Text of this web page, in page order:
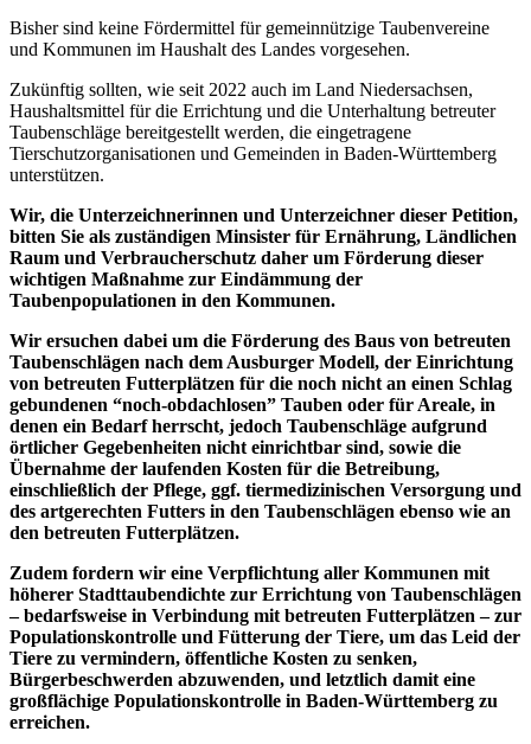
Bisher sind keine Fördermittel für gemeinnützige Taubenvereine
und Kommunen im Haushalt des Landes vorgesehen.
Zukünftig sollten, wie seit 2022 auch im Land Niedersachsen,
Haushaltsmittel für die Errichtung und die Unterhaltung betreuter
Taubenschläge bereitgestellt werden, die eingetragene
Tierschutzorganisationen und Gemeinden in Baden-Württemberg
unterstützen.
Wir, die Unterzeichnerinnen und Unterzeichner dieser Petition,
bitten Sie als zuständigen Minsister für Ernährung, Ländlichen
Raum und Verbraucherschutz daher um Förderung dieser
wichtigen Maßnahme zur Eindämmung der
Taubenpopulationen in den Kommunen.
Wir ersuchen dabei um die Förderung des Baus von betreuten
Taubenschlägen nach dem Ausburger Modell, der Einrichtung
von betreuten Futterplätzen für die noch nicht an einen Schlag
gebundenen “noch-obdachlosen” Tauben oder für Areale, in
denen ein Bedarf herrscht, jedoch Taubenschläge aufgrund
örtlicher Gegebenheiten nicht einrichtbar sind, sowie die
Übernahme der laufenden Kosten für die Betreibung,
einschließlich der Pflege, ggf. tiermedizinischen Versorgung und
des artgerechten Futters in den Taubenschlägen ebenso wie an
den betreuten Futterplätzen.
Zudem fordern wir eine Verpflichtung aller Kommunen mit
höherer Stadttaubendichte zur Errichtung von Taubenschlägen
– bedarfsweise in Verbindung mit betreuten Futterplätzen – zur
Populationskontrolle und Fütterung der Tiere, um das Leid der
Tiere zu vermindern, öffentliche Kosten zu senken,
Bürgerbeschwerden abzuwenden, und letztlich damit eine
großflächige Populationskontrolle in Baden-Württemberg zu
erreichen.